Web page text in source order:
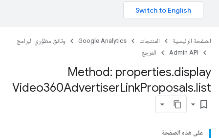
الصفحة الرئيسية المنتجات Google Analytics
وثائق مطوّري البرامج
Admin API
المرجع
Method: properties.display
Video360AdvertiserLinkProposals.list
bookmark_border
على هذه الصفحة